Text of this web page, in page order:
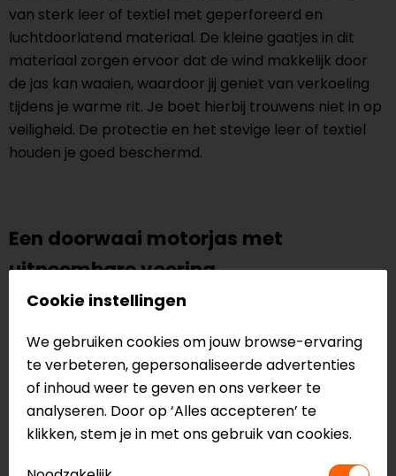
van sterk leer of textiel met geperforeerd en
luchtdoorlatend materiaal. De kleine gaatjes in dit
materiaal zorgen ervoor dat de wind makkelijk door
de jas kan waaien, waardoor jij geniet van verkoeling
tijdens je warme rit. Je boet hierbij trouwens niet in op
veiligheid. De protectie en het stevige leer of textiel
houden je goed beschermd.
Een doorwaai motorjas met
uitneembare voering
Doorwaai motorjassen zijn niet standaard voorzien
Nederland kent een zeer wisselvallig klimaat, met
afwisselende temperaturen en weersvoorspellingen.
Hier hebben sommige merken goed op ingespeeld. Er
zijn tegenwoordig ook doorwaai motorjassen
ontwikkeld waarbij er een uitneembare
Cookie instellingen
We gebruiken cookies om jouw browse-ervaring
te verbeteren, gepersonaliseerde advertenties
of inhoud weer te geven en ons verkeer te
analyseren. Door op ‘Alles accepteren’ te
klikken, stem je in met ons gebruik van cookies.